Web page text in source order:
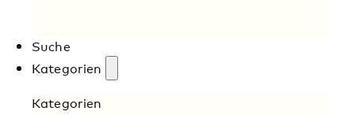
Suche
Kategorien
Kategorien